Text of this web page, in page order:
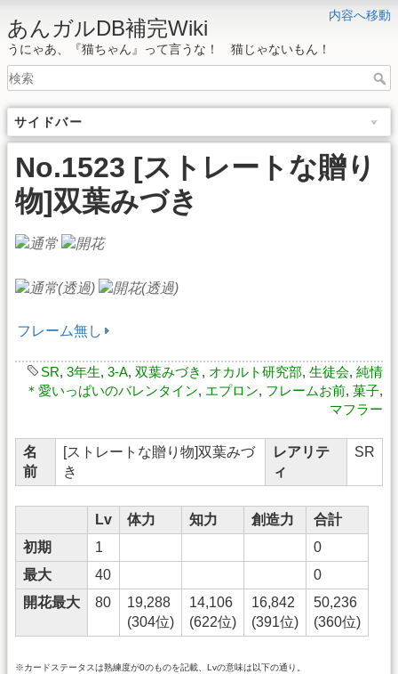
内容へ移動
あんガルDB補完Wiki
うにゃあ、『猫ちゃん』って言うな！ 猫じゃないもん！
サイドバー
No.1523 [ストレートな贈り
物]双葉みづき
フレーム無し
SR, 3年生, 3-A, 双葉みづき , オカルト研究部, 生徒会, 純情
＊愛いっぱいのバレンタイン, エプロン, フレームお前, 菓子,
マフラー
名
前
[ストレートな贈り物]双葉みづ
き
レアリテ
ィ
SR
Lv 体力 知力 創造力
合計
初期
1
0
最大
40
0
開花最大
80
19,288
(304位)
14,106
(622位)
16,842
(391位)
50,236
(360位)
※カードステータスは熟練度が0のものを記載、Lvの意味は以下の通り。